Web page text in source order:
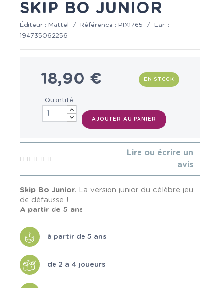
SKIP BO JUNIOR
Éditeur : Mattel / Référence : PIX1765 /
Ean :
194735062256
18,90 € EN STOCK
Quantité
AJOUTER AU PANIER
Lire ou écrire un
avis
Skip Bo Junior. La version junior du célèbre jeu
de défausse !
A partir de 5 ans
à partir de 5 ans
de 2 à 4 joueurs